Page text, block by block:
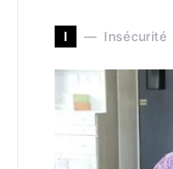
I Insécurité